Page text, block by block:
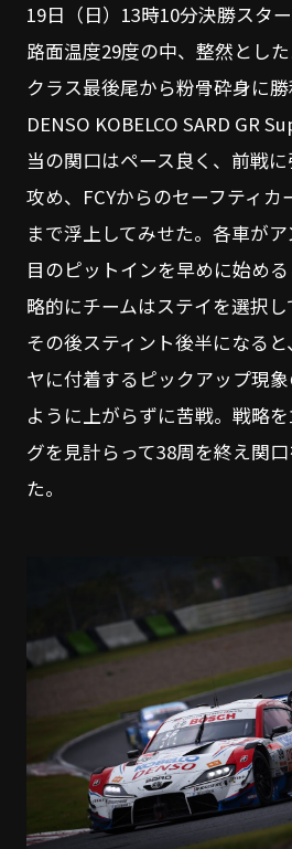
19日（日）13時10分決勝スタ
路面温度29度の中、整然とした
クラス最後尾から粉骨砕身に
DENSO KOBELCO SARD GR
当の関口はペース良く、前戦
攻め、FCYからのセーフティカ
まで浮上してみせた。各車が
目のピットインを早めに始め
略的にチームはステイを選択し
その後スティント後半になる
ヤに付着するピックアップ現
ように上がらずに苦戦。戦略
グを見計らって38周を終え関
た。